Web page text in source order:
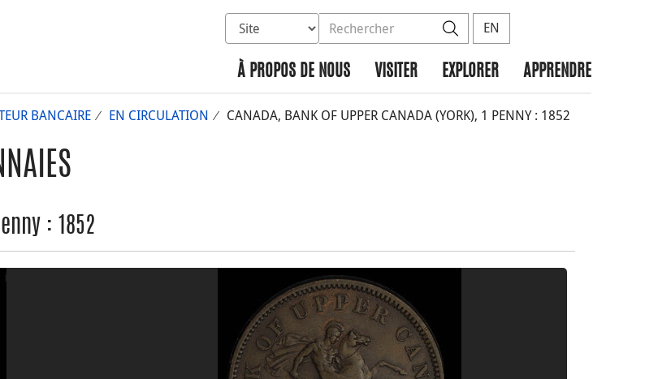
Sélectionnez la base de données à rechercher
Rechercher dans le site Rechercher
EN
À PROPOS DE NOUS VISITER EXPLORER APPRENDRE
BANCAIRE EN CIRCULATION CANADA, BANK OF UPPER CANADA (YORK), 1 PENNY : 1852
: 1852